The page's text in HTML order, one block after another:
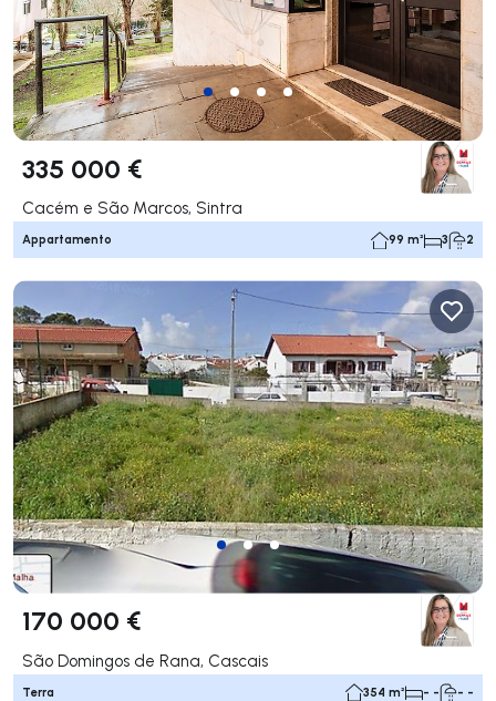
335 000 €
Cacém e São Marcos, Sintra
Appartamento 99 m² 3 2
170 000 €
São Domingos de Rana, Cascais
Terra 354 m² - - - -